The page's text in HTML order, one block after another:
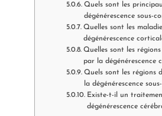
Quels sont les
dégénérescence sous-
Quelles sont les
dégénérescence
Quelles sont les
par la dégénérescence
Quels sont les régions
la dégénérescence
Existe-t-il un
dégénérescence